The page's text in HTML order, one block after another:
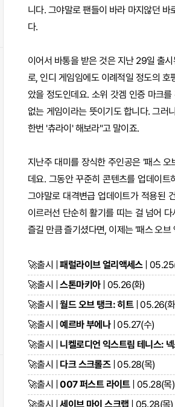
니다. 그야말로 팬들이 바라 마지않던
다.
이어서 바통을 받은 것은 지난 29일 출
로, 인디 게임임에도 이례적일 정도의
았을 정도인데요. 소위 갓겜 인증 마크
없는 게임이라는 뜻이기도 합니다. 그러
한번 '츄라이' 해보라"고 말이죠.
지난주 대미를 장식한 주인공은 '패스
데요. 그동안 꾸준히 콘텐츠를 업데이
그야말로 대격변급 업데이트가 적용된
이르러선 단순히 활기를 띠는 걸 넘어
즐길 만큼 즐기셨다면, 이제는 '패스 오
🚀출시 |패럴라이브 얼리액세스|
🚀출시 |스톤마키아| 05.26(화)
🚀출시 |월드 오브 탱크: 히트| 05.26(
🚀출시 |예르바 부에나| 05.27(수)
🚀출시 | 니켈로디언 익스트림 테니스:
🚀출시 | 다크 스크롤즈| 05.28(목)
🚀출시 |007 퍼스트 라이트| 05.28(목)
🚀출시 |세이브 마이 스크랩 | 05.28(목)